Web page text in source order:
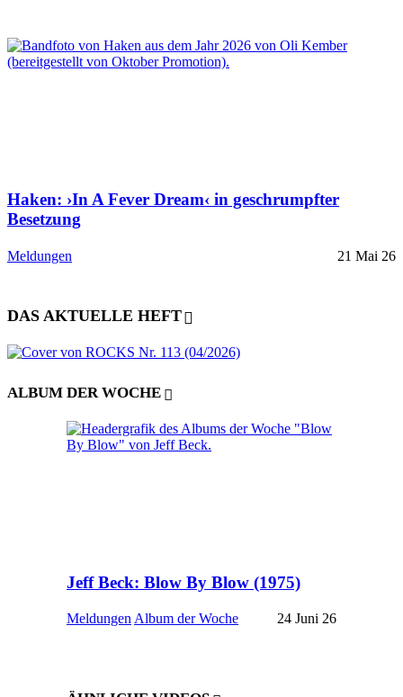
Haken: ›In A Fever Dream‹ in geschrumpfter
Besetzung
Meldungen 21 Mai 26
DAS AKTUELLE HEFT
ALBUM DER WOCHE
Jeff Beck: Blow By Blow (1975)
Meldungen Album der Woche 24 Juni 26